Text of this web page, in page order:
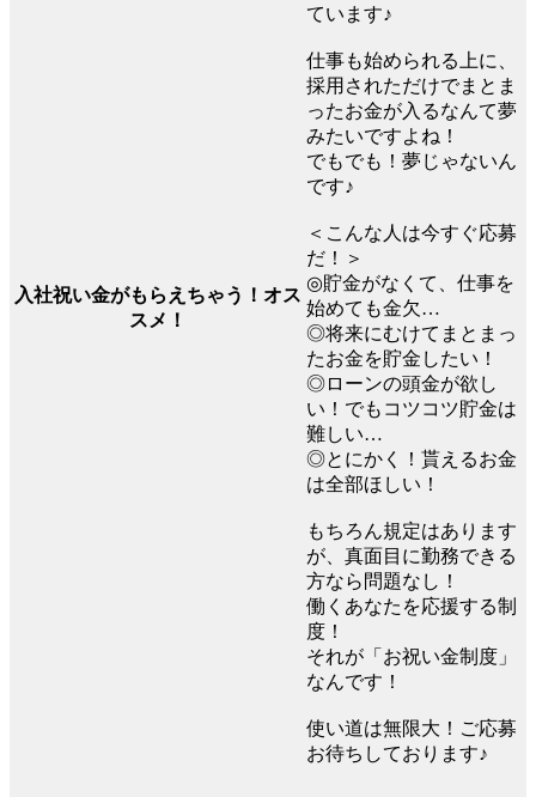
入社祝い金がもらえちゃう！オス
スメ！
ています♪
仕事も始められる上に、
採用されただけでまとま
ったお金が入るなんて夢
みたいですよね！
でもでも！夢じゃないん
です♪
＜こんな人は今すぐ応募
だ！＞
◎貯金がなくて、仕事を
始めても金欠…
◎将来にむけてまとまっ
たお金を貯金したい！
◎ローンの頭金が欲し
い！でもコツコツ貯金は
難しい…
◎とにかく！貰えるお金
は全部ほしい！
もちろん規定はあります
が、真面目に勤務できる
方なら問題なし！
働くあなたを応援する制
度！
それが「お祝い金制度」
なんです！
使い道は無限大！ご応募
お待ちしております♪